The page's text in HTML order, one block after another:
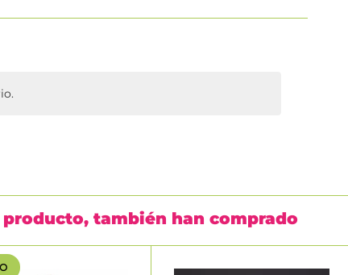
también han comprado